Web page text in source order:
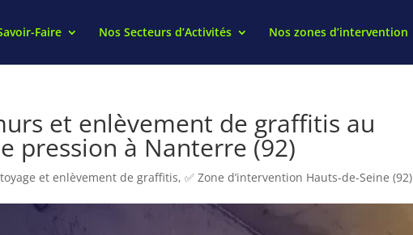
Faire Nos Secteurs d’Activités Nos zones d’intervention
et enlèvement de graffitis au
pression à Nanterre (92)
et enlèvement de graffitis,✅ Zone d’intervention Hauts-de-Seine (92)